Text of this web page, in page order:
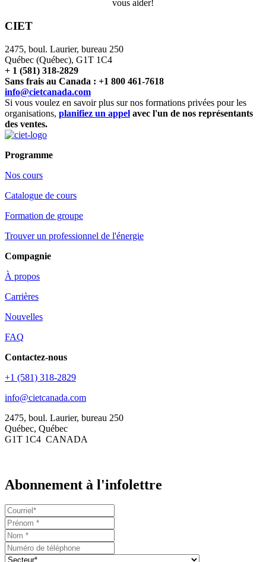
vous aider!
CIET
2475, boul. Laurier, bureau 250
Québec (Québec), G1T 1C4
+ 1 (581) 318-2829
Sans frais au Canada : +1 800 461-7618
info@cietcanada.com
Si vous voulez en savoir plus sur nos formations privées pour les
organisations, planifiez un appel avec l'un de nos représentants
des ventes.
Programme
Nos cours
Catalogue de cours
Formation de groupe
Trouver un professionnel de l'énergie
Compagnie
À propos
Carrières
Nouvelles
FAQ
Contactez-nous
+1 (581) 318-2829
info@cietcanada.com
2475, boul. Laurier, bureau 250
Québec, Québec
G1T 1C4 CANADA
Abonnement à l'infolettre